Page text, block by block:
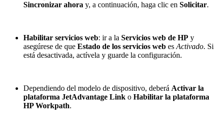
Sincronizar ahora y, a continuación, haga clic en Solicitar.
Habilitar servicios web: ir a la Servicios web de HP y
asegúrese de que Estado de los servicios web es Activado. Si
está desactivada, actívela y guarde la configuración.
Dependiendo del modelo de dispositivo, deberá Activar la
plataforma JetAdvantage Link o Habilitar la plataforma
HP Workpath.